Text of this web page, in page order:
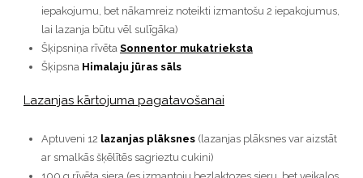
iepakojumu, bet nākamreiz noteikti izmantošu 2 iepakojumus,
lai lazanja būtu vēl sulīgāka)
Šķipsniņa rīvēta Sonnentor mukatrieksta
Šķipsna Himalaju jūras sāls
Lazanjas kārtojuma pagatavošanai
Aptuveni 12 lazanjas plāksnes(lazanjas plāksnes var aizstāt
ar smalkās šķēlītēs sagrieztu cukini)